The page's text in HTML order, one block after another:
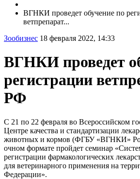
ВГНКИ проведет обучение по
ветпрепарат...
Зообизнес 18 февраля 2022, 14:33
ВГНКИ проведет
регистрации
РФ
С 21 по 22 февраля во Всероссийском
Центре качества и стандартизации
животных и кормов (ФГБУ «ВГНКИ»
очном формате пройдет семинар
регистрации фармакологических
для ветеринарного применения на
Федерации».